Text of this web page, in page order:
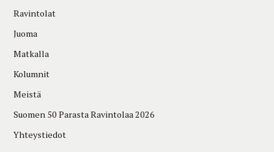
Ravintolat
Juoma
Matkalla
Kolumnit
Meistä
Suomen 50 Parasta Ravintolaa 2026
Yhteystiedot